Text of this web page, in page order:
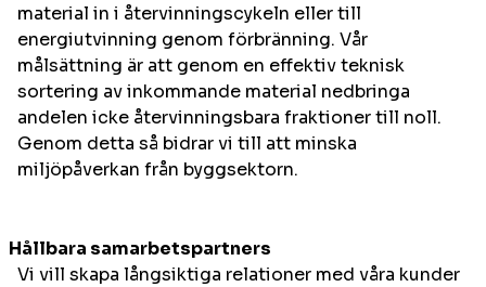
material in i återvinningscykeln eller till
energiutvinning genom förbränning. Vår
målsättning är att genom en effektiv teknisk
sortering av inkommande material nedbringa
andelen icke återvinningsbara fraktioner till noll.
Genom detta så bidrar vi till att minska
miljöpåverkan från byggsektorn.
Hållbara samarbetspartners
Vi vill skapa långsiktiga relationer med våra kunder